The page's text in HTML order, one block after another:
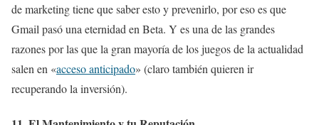
de marketing tiene que saber esto y prevenirlo, por eso es que
Gmail pasó una eternidad en Beta. Y es una de las grandes
razones por las que la gran mayoría de los juegos de la actualidad
salen en «acceso anticipado» (claro también quieren ir
recuperando la inversión).